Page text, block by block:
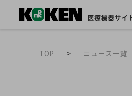
TOP ニュース一覧